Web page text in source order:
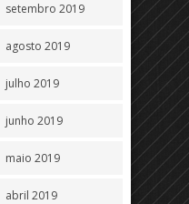
setembro 2019
agosto 2019
julho 2019
junho 2019
maio 2019
abril 2019